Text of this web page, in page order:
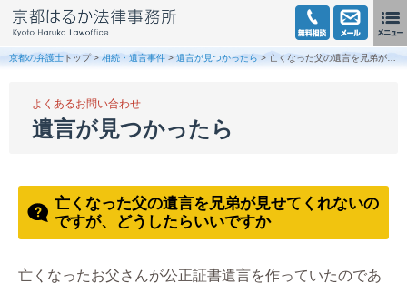
京都の弁護士 トップ > 相続・遺言事件 > 遺言が見つかったら > 亡くなった父の遺言を兄弟が見せてくれないのですが、どうしたらいいですか
よくあるお問い合わせ
遺言が見つかったら
亡くなった父の遺言を兄弟が見せてくれないの
ですが、どうしたらいいですか
亡くなったお父さんが公正証書遺言を作っていたのであ